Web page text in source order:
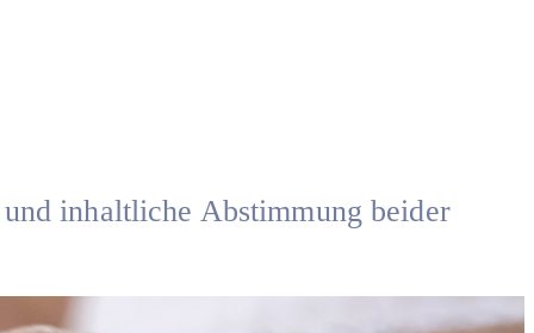
inhaltliche Abstimmung beider